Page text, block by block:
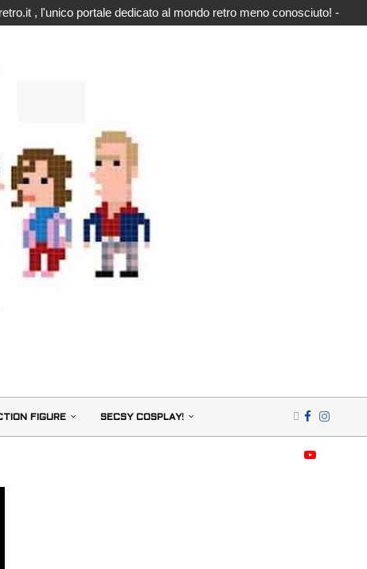
, l'unico portale dedicato al mondo retro meno conosciuto! -
FIGURE SECSY COSPLAY!